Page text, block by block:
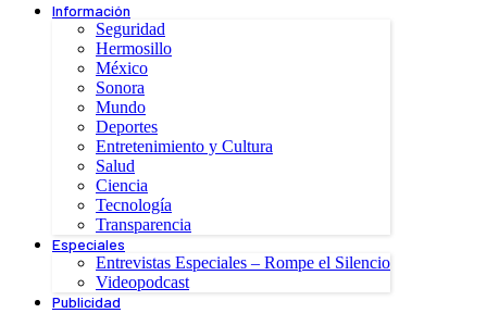
Información
Seguridad
Hermosillo
México
Sonora
Mundo
Deportes
Entretenimiento y Cultura
Salud
Ciencia
Tecnología
Transparencia
Especiales
Entrevistas Especiales – Rompe el Silencio
Videopodcast
Publicidad